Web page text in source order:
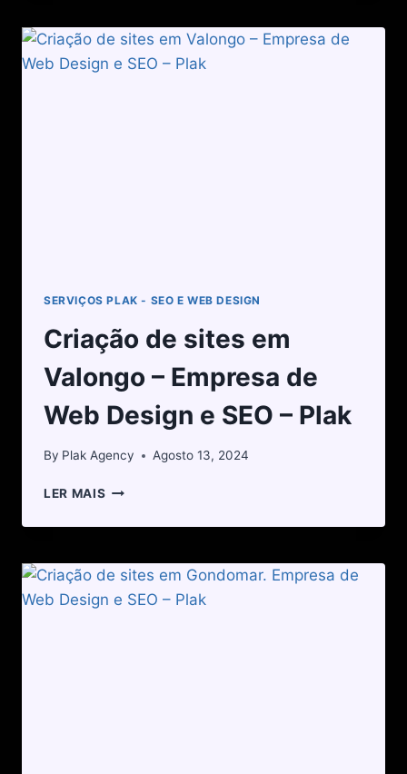
SERVIÇOS PLAK - SEO E WEB DESIGN
Criação de sites em
Valongo – Empresa de
Web Design e SEO – Plak
By Plak Agency Agosto 13, 2024
LER MAIS